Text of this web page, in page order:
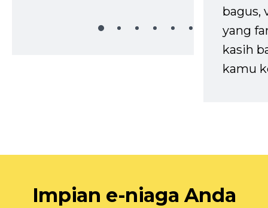
bagus,
yang
kasih
kamu
Impian e-niaga Anda